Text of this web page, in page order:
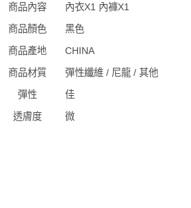
商品內容
內衣X1 內褲X1
商品顏色
黑色
商品產地
CHINA
商品材質
彈性纖維 / 尼龍 / 其他
彈性
佳
透膚度
微